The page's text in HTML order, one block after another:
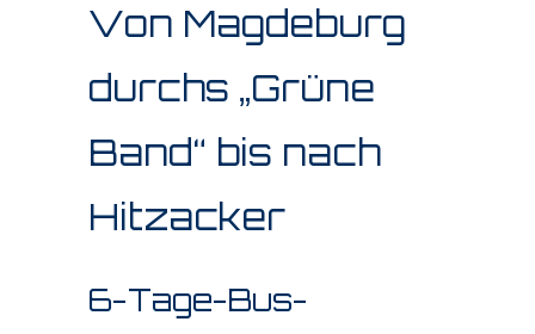
Von Magdeburg
durchs „Grüne
Band“ bis nach
Hitzacker
6-Tage-Bus-